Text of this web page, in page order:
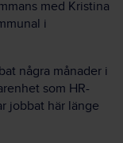
med Kristina
i
några månader i
som HR-
jobbat här länge